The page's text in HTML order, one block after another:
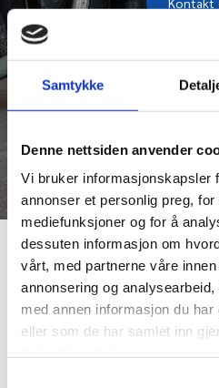
Samtykke
Denne nettsiden anvender
Vi bruker informasjonskapsler
annonser et personlig preg,
mediefunksjoner og for å
dessuten informasjon om
vårt, med partnerne våre
annonsering og
med annen informasjon du
eller som de har samlet inn
Med våre slamsugere suger
septiktanker, sandfang,
Moderne, oppgradert
alle